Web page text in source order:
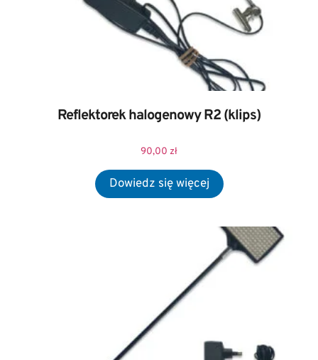
Reflektorek halogenowy R2 (klips)
90,00 zł